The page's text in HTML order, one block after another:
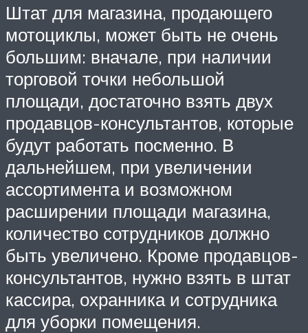
Штат для магазина, продающего
мотоциклы, может быть не очень
большим: вначале, при наличии
торговой точки небольшой
площади, достаточно взять двух
продавцов-консультантов, которые
будут работать посменно. В
дальнейшем, при увеличении
ассортимента и возможном
расширении площади магазина,
количество сотрудников должно
быть увеличено. Кроме продавцов-
консультантов, нужно взять в штат
кассира, охранника и сотрудника
для уборки помещения.